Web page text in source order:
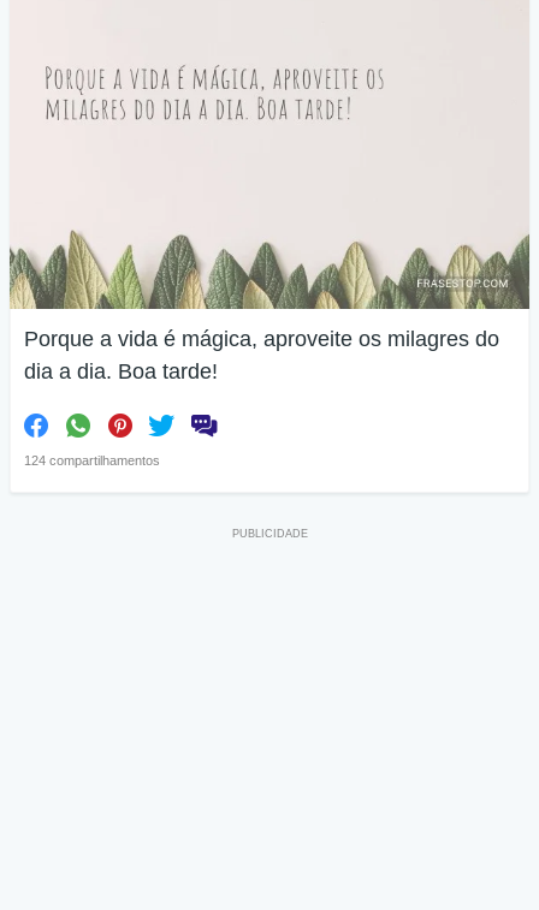
Porque a vida é mágica, aproveite os milagres do
dia a dia. Boa tarde!
124 compartilhamentos